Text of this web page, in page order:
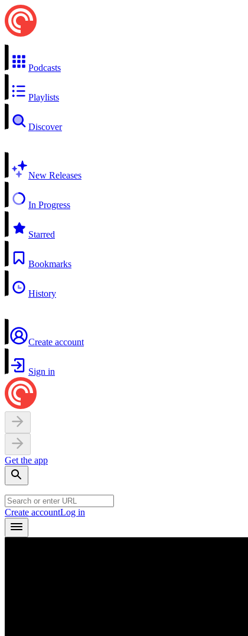
Podcasts
Playlists
Discover
New Releases
In Progress
Starred
Bookmarks
History
Create account
Sign in
Get the app
Create accountLog in